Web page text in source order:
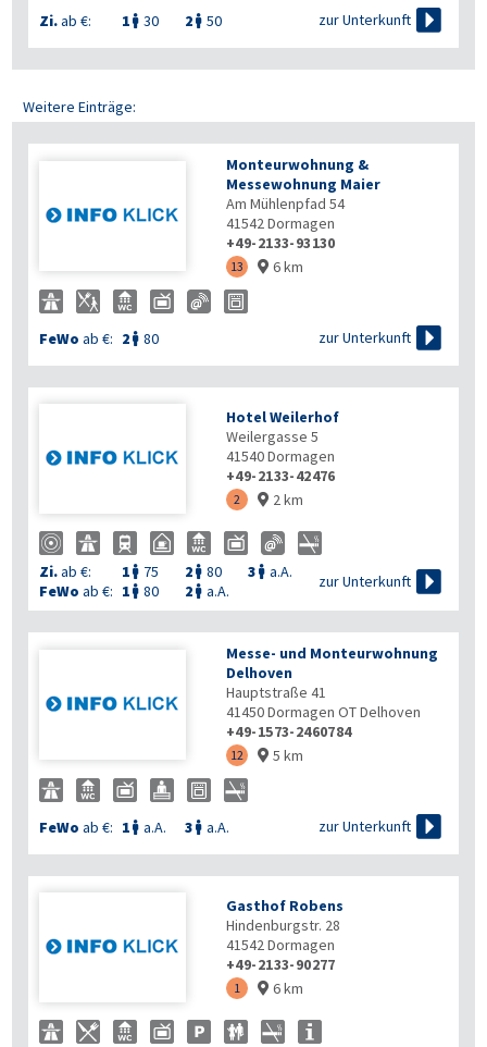
Zi.ab €: 1  30 2  50 zur Unterkunft 
Weitere Einträge:
Monteurwohnung &
Messewohnung Maier
Am Mühlenpfad 54
41542Dormagen
+49-2133-93130
13  6 km
FeWo ab €: 2  80 zur Unterkunft 
Hotel Weilerhof
Weilergasse 5
41540Dormagen
+49-2133-42476
2  2 km
Zi.ab €: 1  75 2  80 3  a.A.
FeWo ab €: 1  80 2  a.A.
zur Unterkunft 
Messe- und Monteurwohnung
Delhoven
Hauptstraße 41
41450Dormagen OT Delhoven
+49-1573-2460784
12  5 km
FeWo ab €: 1  a.A. 3  a.A. zur Unterkunft 
Gasthof Robens
Hindenburgstr. 28
41542Dormagen
+49-2133-90277
1  6 km